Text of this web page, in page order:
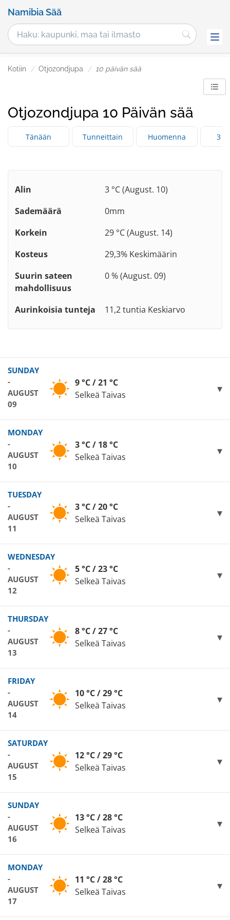
Namibia Sää
Kotiin Otjozondjupa 10 päivän sää
Otjozondjupa 10 Päivän sää
Tänään Tunneittain Huomenna 3
Alin
3 °C (August. 10)
Sademäärä
0mm
Korkein
29 °C (August. 14)
Kosteus
29,3% Keskimäärin
Suurin sateen
mahdollisuus
0 % (August. 09)
Aurinkoisia tunteja 11,2 tuntia Keskiarvo
SUNDAY
-
AUGUST
09
9 °C / 21 °C
Selkeä Taivas
MONDAY
-
AUGUST
10
3 °C / 18 °C
Selkeä Taivas
TUESDAY
-
AUGUST
11
3 °C / 20 °C
Selkeä Taivas
WEDNESDAY
-
AUGUST
12
5 °C / 23 °C
Selkeä Taivas
THURSDAY
-
AUGUST
13
8 °C / 27 °C
Selkeä Taivas
FRIDAY
-
AUGUST
14
10 °C / 29 °C
Selkeä Taivas
SATURDAY
-
AUGUST
15
12 °C / 29 °C
Selkeä Taivas
SUNDAY
-
AUGUST
16
13 °C / 28 °C
Selkeä Taivas
MONDAY
-
AUGUST
17
11 °C / 28 °C
Selkeä Taivas